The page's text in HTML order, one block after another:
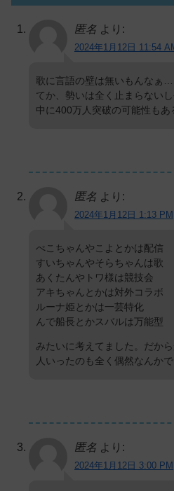
匿名 より:
2024年1月12日 11:54
歌に言語の壁は無いもんなぁ
てか、勢いは全く止まらない
中に400万人突破の可能性もあ
匿名 より:
2024年1月12日 1:13 PM
ぺこちゃんやこよとかは配信
すいちゃんやそらちゃんは歌
あくたんやトワ様は競技会
アキちゃんとかは対外コラボ
ルーナ姫とかは一芸特化
んで船長とかスバルは万能型
みたいに考えてました。だか
人いったのも全く偶然なんかで
匿名 より:
2024年1月12日 3:00 PM